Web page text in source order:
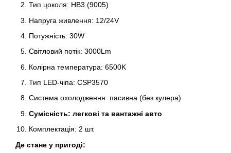
Тип цоколя: HB3 (9005)
Напруга живлення: 12/24V
Потужність: 30W
Світловий потік: 3000Lm
Колірна температура: 6500K
Тип LED-чіпа: CSP3570
Система охолодження: пасивна (без кулера)
Сумісність: легкові та вантажні авто
Комплектація: 2 шт.
Де стане у пригоді: